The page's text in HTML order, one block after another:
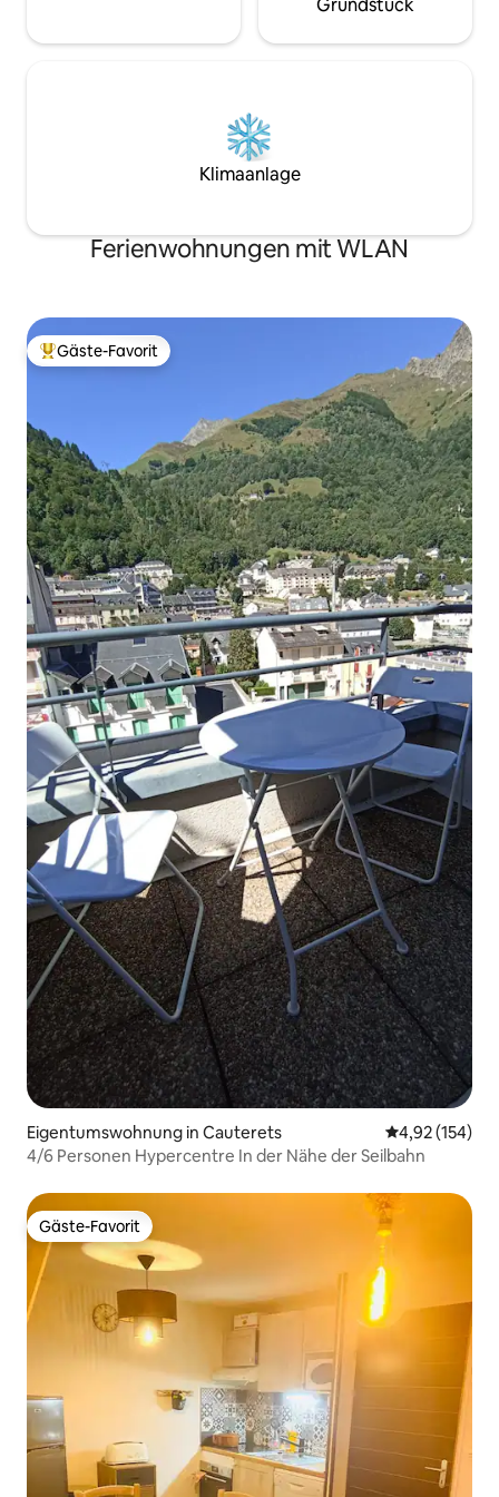
Grundstück
Klimaanlage
Ferienwohnungen mit WLAN
Beliebter Gäste-Favorit.
Gäste-Favorit
Eigentumswohnung in Cauterets
4,92 (154)
4/6 Personen Hypercentre In der Nähe der Seilbahn
Gäste-Favorit
Gäste-Favorit